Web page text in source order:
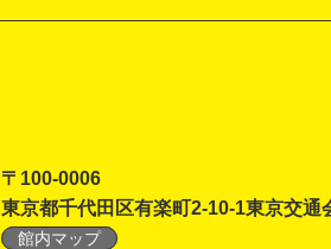
〒100-0006
東京都千代田区有楽町2-10-1東京交通
館内マップ